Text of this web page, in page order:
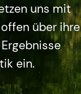
uns mit
über ihre
ein.